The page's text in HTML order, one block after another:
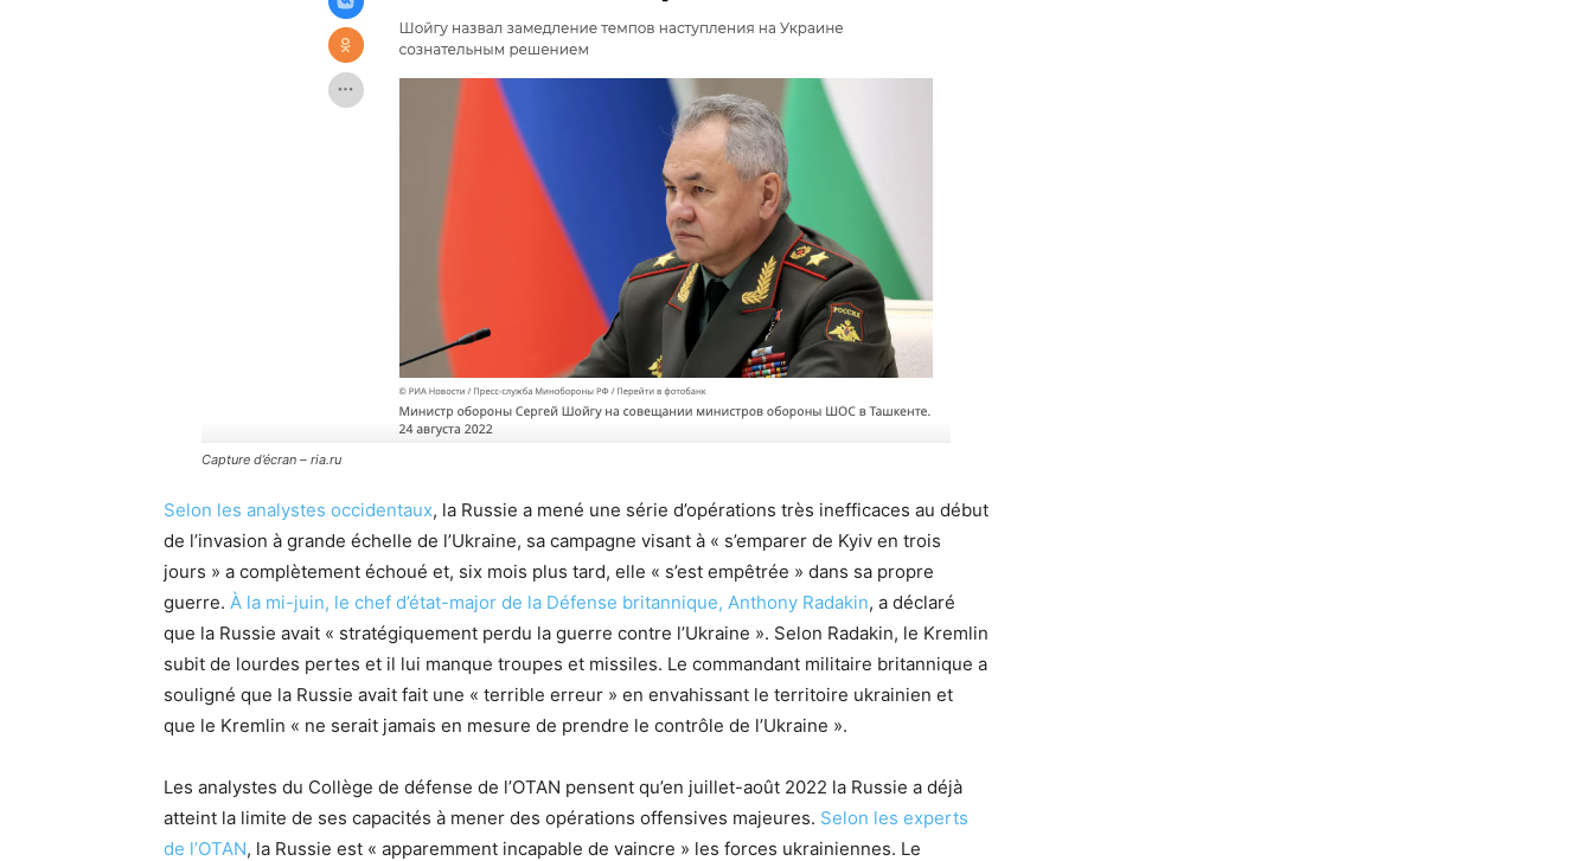
Capture d’écran – ria.ru
Selon les analystes occidentaux, la Russie a mené une série d’opérations très inefficaces au début
de l’invasion à grande échelle de l’Ukraine, sa campagne visant à « s’emparer de Kyiv en trois
jours » a complètement échoué et, six mois plus tard, elle « s’est empêtrée » dans sa propre
guerre. À la mi-juin, le chef d’état-major de la Défense britannique, Anthony Radakin, a déclaré
que la Russie avait « stratégiquement perdu la guerre contre l’Ukraine ». Selon Radakin, le Kremlin
subit de lourdes pertes et il lui manque troupes et missiles. Le commandant militaire britannique a
souligné que la Russie avait fait une « terrible erreur » en envahissant le territoire ukrainien et
que le Kremlin « ne serait jamais en mesure de prendre le contrôle de l’Ukraine ».
Les analystes du Collège de défense de l’OTAN pensent qu’en juillet-août 2022 la Russie a déjà
atteint la limite de ses capacités à mener des opérations offensives majeures. Selon les experts
de l’OTAN, la Russie est « apparemment incapable de vaincre » les forces ukrainiennes. Le